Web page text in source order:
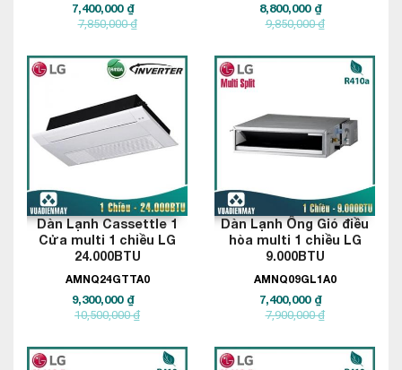
7,400,000 ₫
7,850,000 ₫
8,800,000 ₫
9,850,000 ₫
Dàn Lạnh Cassettle 1
Cửa multi 1 chiều LG
24.000BTU
AMNQ24GTTA0
9,300,000 ₫
10,500,000 ₫
Dàn Lạnh Ống Gió điều
hòa multi 1 chiều LG
9.000BTU
AMNQ09GL1A0
7,400,000 ₫
7,900,000 ₫